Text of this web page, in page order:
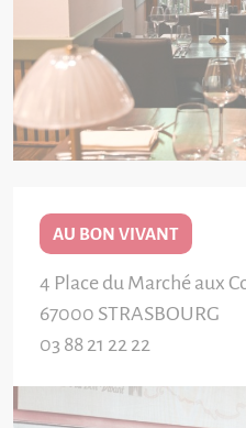
AU BON VIVANT
4 Place du Marché aux
67000 STRASBOURG
03 88 21 22 22